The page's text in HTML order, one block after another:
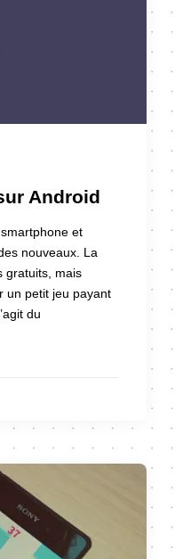
Android
et
nouveaux. La
gratuits, mais
un petit jeu payant
du